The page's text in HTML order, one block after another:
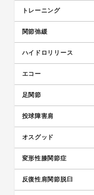
トレーニング
関節弛緩
ハイドロリリース
エコー
足関節
投球障害肩
オスグッド
変形性膝関節症
反復性肩関節脱臼